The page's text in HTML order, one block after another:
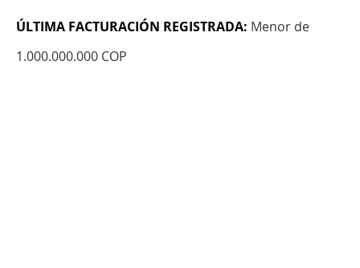
ÚLTIMA FACTURACIÓN REGISTRADA: Menor de
1.000.000.000 COP